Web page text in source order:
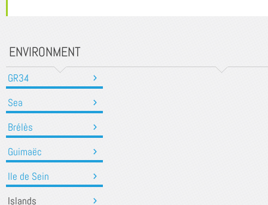
ENVIRONMENT
GR34
Sea
Brélès
Guimaëc
Ile de Sein
Islands